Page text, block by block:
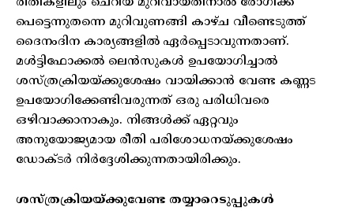
പെട്ടെന്നുതന്നെ മുറിവുണങ്ങി കാഴ്ച വീണ്ടെടുത്ത്
ദൈനംദിന കാര്യങ്ങളില്‍ ഏര്‍പ്പെടാവുന്നതാണ്.
മള്‍ട്ടിഫോക്കല്‍ ലെന്‍സുകള്‍ ഉപയോഗിച്ചാല്‍
ശസ്ത്രക്രിയയ്ക്കുശേഷം വായിക്കാന്‍ വേണ്ട കണ്ണട
ഉപയോഗിക്കേണ്ടിവരുന്നത് ഒരു പരിധിവരെ
ഒഴിവാക്കാനാകും. നിങ്ങള്‍ക്ക് ഏറ്റവും
അനുയോജ്യമായ രീതി പരിശോധനയ്ക്കുശേഷം
ഡോക്ടര്‍ നിര്‍ദ്ദേശിക്കുന്നതായിരിക്കും.
ശസ്ത്രക്രിയയ്ക്കുവേണ്ട തയ്യാറെടുപ്പുകള്‍